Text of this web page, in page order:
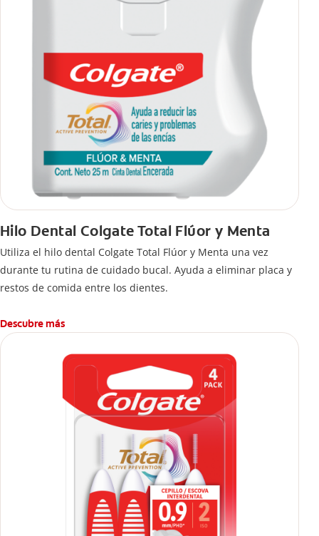
Hilo Dental Colgate Total Flúor y Menta
Utiliza el hilo dental Colgate Total Flúor y Menta una vez
durante tu rutina de cuidado bucal. Ayuda a eliminar placa y
restos de comida entre los dientes.
Descubre más